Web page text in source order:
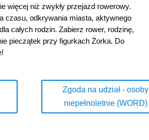
więcej niż zwykły przejazd rowerowy.
czasu, odkrywania miasta, aktywnego
całych rodzin. Zabierz rower, rodzinę,
pieczątek przy figurkach Żorka. Do
Zgoda na udział - osoby
niepełnoletnie (WORD)